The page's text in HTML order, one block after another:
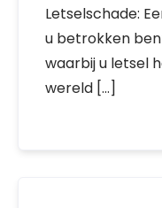
Letselschade:
u betrokken
waarbij u letsel
wereld […]